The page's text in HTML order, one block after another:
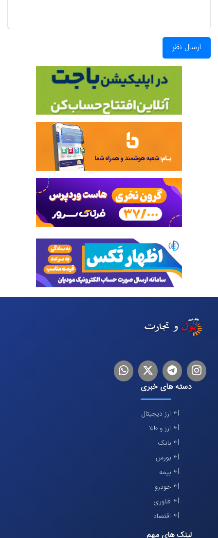
ارسال نظر
اینستاگرام
تلگرام توییترلینکدین
دسته های خبری
ارز دیجیتال
ارز و طلا
بانک
بورس
بیمه
خودرو
فناوری
اقتصاد
لینک های مهم